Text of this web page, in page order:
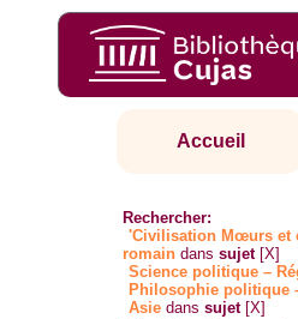
Accueil
Rechercher:
'Civilisation Mœurs et
romain danssujet [X]
Science politique –
Philosophie politique
Asie danssujet [X]